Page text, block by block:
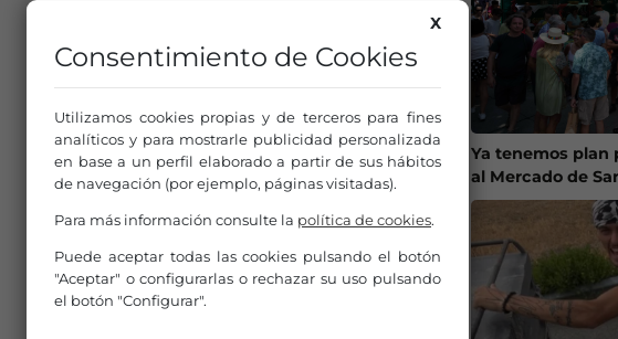
Ya tenemos plan
al Mercado de
X
Consentimiento de Cookies
Utilizamos cookies propias y de terceros para fines
analíticos y para mostrarle publicidad personalizada
en base a un perfil elaborado a partir de sus hábitos
de navegación (por ejemplo, páginas visitadas).
Para más información consulte la política de cookies.
Puede aceptar todas las cookies pulsando el botón
"Aceptar" o configurarlas o rechazar su uso pulsando
el botón "Configurar".